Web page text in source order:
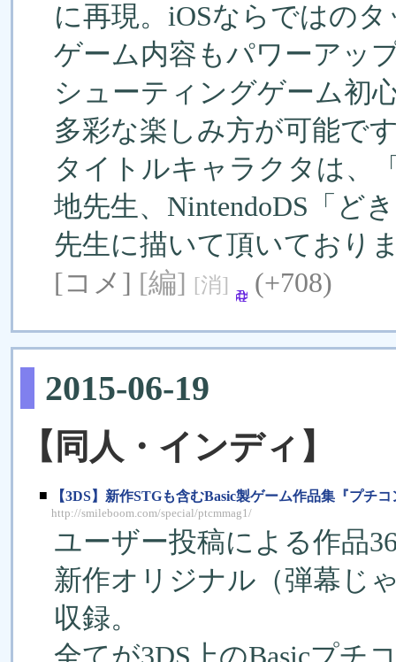
に再現。iOSならではの
ゲーム内容もパワーアッ
シューティングゲーム初
多彩な楽しみ方が可能で
タイトルキャラクタは、
地先生、NintendoDS「ど
先生に描いて頂いており
[コメ] [編] [消] (+708)
2015-06-19
【同人・インディ】
■ 【3DS】新作STGも含むBasic製ゲーム作品集『プチ
http://smileboom.com/special/ptcmmag1/
ユーザー投稿による作品
新作オリジナル（弾幕じ
収録。